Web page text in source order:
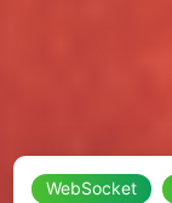
WebSocket